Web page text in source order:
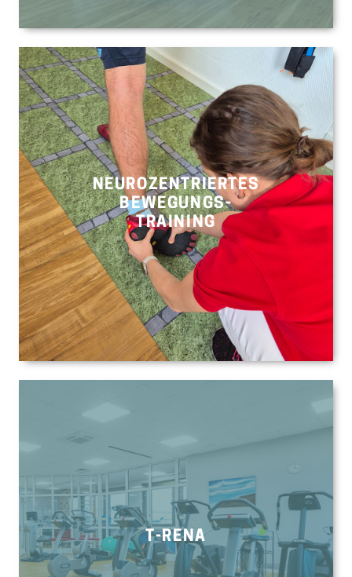
NEUROZENTRIERTES
BEWEGUNGS-
TRAINING
T-RENA